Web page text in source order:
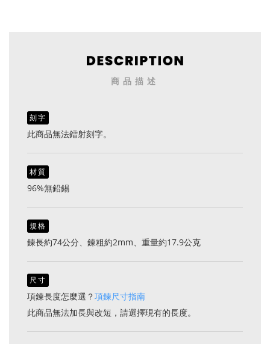
商品描述
刻字
此商品無法鐳射刻字。
材質
96%無鉛錫
規格
鍊長約74公分、鍊粗約2mm、重量約17.9公克
尺寸
項鍊長度怎麼選？項鍊尺寸指南
此商品無法加長與改短，請選擇現有的長度。